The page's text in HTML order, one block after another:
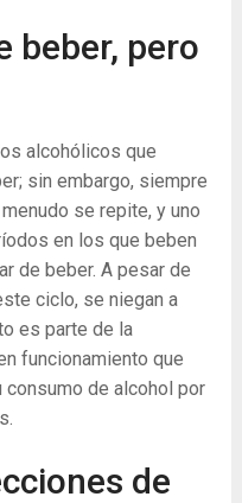
beber, pero
alcohólicos que
sin embargo, siempre
se repite, y uno
en los que beben
de beber. A pesar de
ciclo, se niegan a
es parte de la
funcionamiento que
consumo de alcohol por
de